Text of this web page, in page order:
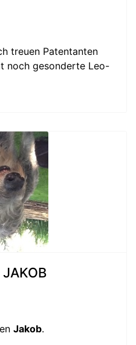
treuen Patentanten
noch gesonderte Leo-
Jakob.